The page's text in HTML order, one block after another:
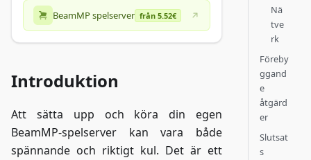
BeamMP spelserver från 5.52€
Introduktion
Att sätta upp och köra din egen
BeamMP-spelserver kan vara både
spännande och riktigt kul. Det är ett
Nä
tve
rk
Föreby
ggand
e
åtgärd
er
Slutsat
s